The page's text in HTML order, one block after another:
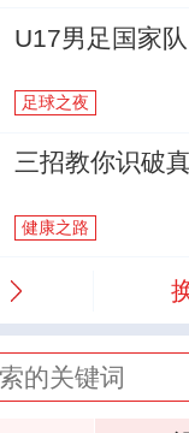
U17男足国家
足球之夜
三招教你识破
健康之路